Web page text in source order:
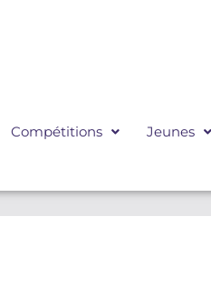
Compétitions Jeunes